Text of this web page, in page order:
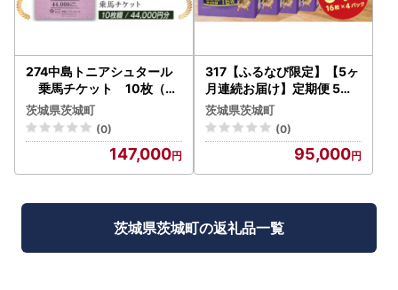
274中島トニアシュタール
乗馬チケット 10枚（44
,000円分）
茨城県茨城町
(0)
147,000
317【ふるなび限定】【5ヶ
月連続お届け】定期便 5回
消臭シート ダブルストップ
スーパーワイド 16枚×4袋
クリーンワン ペットシーツ
犬用 消臭 抗菌 炭シート ペ
ットシート
茨城県茨城町
(0)
95,000
茨城県茨城町の返礼品一覧